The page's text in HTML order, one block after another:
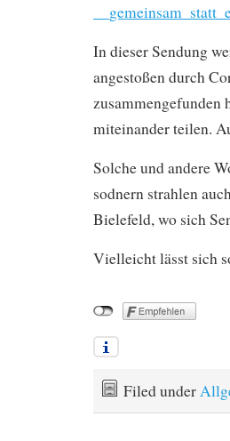
In dieser Sendung
angestoßen durch
zusammengefunden
miteinander teilen.
Solche und andere
sodnern strahlen
Bielefeld, wo sich
Vielleicht lässt sich
Filed under